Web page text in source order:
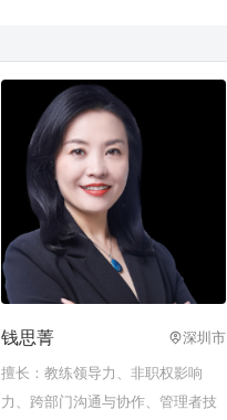
钱思菁 深圳市
擅长：教练领导力、非职权影响
力、跨部门沟通与协作、管理者技